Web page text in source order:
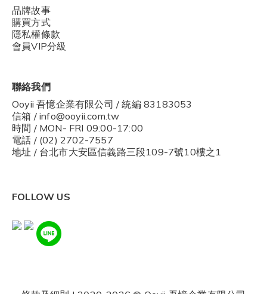
品牌故事
購買方式
隱私權條款
會員VIP分級
聯絡我們
Ooyii 吾憶企業有限公司 / 統編 83183053
信箱 / info@ooyii.com.tw
時間 / MON- FRI 09:00-17:00
電話 / (02) 2702-7557
地址 / 台北市大安區信義路三段109-7號10樓之1
FOLLOW US